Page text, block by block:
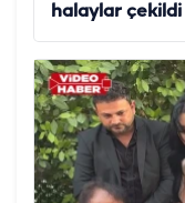
halaylar çekildi